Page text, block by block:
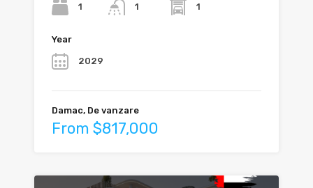
1 1 1
Year
2029
Damac, De vanzare
From $817,000